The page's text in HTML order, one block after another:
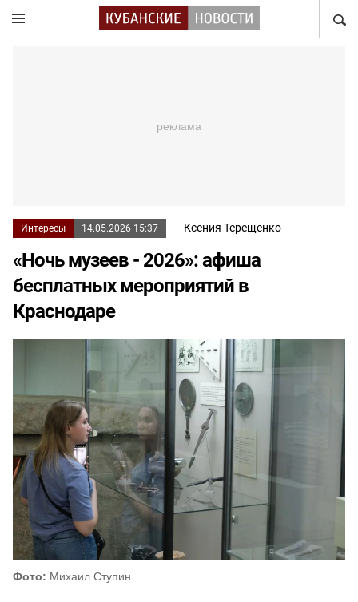
Интересы 14.05.2026 15:37 Ксения Терещенко
«Ночь музеев - 2026»: афиша
бесплатных мероприятий в
Краснодаре
Фото: Михаил Ступин